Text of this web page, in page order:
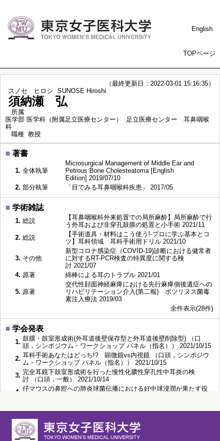
English
TOPページ
（最終更新日：2022-03-01 15:16:35）
スノセ ヒロシ
SUNOSE Hiroshi
須納瀬 弘
所属
医学部 医学科（附属足立医療センター） 足立医療センター 耳鼻咽喉
科
職種 教授
■ 著書
1. 全体執筆
Microsurgical Management of Middle Ear and
Petrous Bone Cholesteatoma [English
Edition] 2019/07/10
2. 部分執筆 「目でみる耳鼻咽喉科疾患」 2017/05
■ 学術雑誌
1. 総説
【耳鼻咽喉科外来処置での局所麻酔】局所麻酔で行
う外耳および非穿孔鼓膜の処置と小手術 2021/11
2. 総説
【手術道具・材料はこう使う!-プロに学ぶ基本とコ
ツ】耳科領域 耳科手術用ドリル 2021/10
3. その他
新型コロナ感染症（COVID-19)診断における健常者
に対するRT-PCR検査の特異度に関する検
討 2021/07
4. 原著 綿棒による耳のトラブル 2021/01
5. 原著
交代性顔面神経麻痺における先行麻痺側後遺症への
リハビリテーション介入(第二報) ボツリヌス菌毒
素注入療法 2019/03
全件表示(28件)
■ 学会発表
1. 鼓膜・鼓室形成術(外耳道後壁保存型と外耳道後壁削除型) （口
頭，シンポジウム・ワークショップ パネル（指名）） 2021/10/15
2. 耳科手術あなたはどっち!? 顕微鏡vs内視鏡 （口頭，シンポジウ
ム・ワークショップ パネル（指名）） 2021/10/15
3. 完全耳鏡下鼓室形成術を行った慢性化膿性穿孔性中耳炎の検
討 （口頭，一般） 2021/10/14
4. 仔マウスの鼻腔への肺炎球菌伝播における好中球浸潤が果たす役
プ パネル（指名）） 2021/05/15